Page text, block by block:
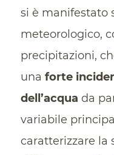
si è manifestato
meteorologico,
precipitazioni,
una forte
dell’acqua da
variabile
caratterizzare la